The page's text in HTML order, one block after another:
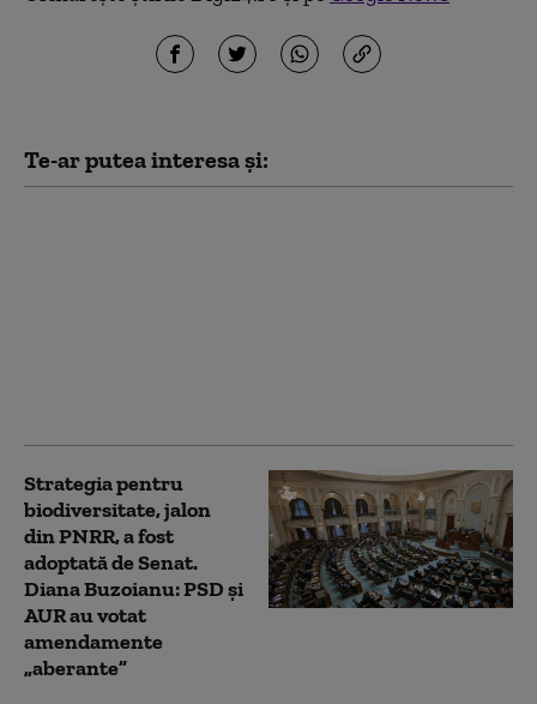
Te-ar putea interesa și:
Strategia pentru
biodiversitate, jalon
din PNRR, a fost
adoptată de Senat.
Diana Buzoianu: PSD și
AUR au votat
amendamente
„aberante”